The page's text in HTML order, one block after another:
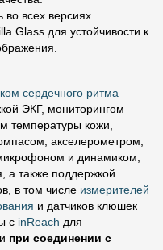
всех версиях.
Glass для устойчивости к
сердечного ритма
ЭКГ, мониторингом
температуры кожи,
акселерометром,
и динамиком,
а также поддержкой
в том числе измерителей
и датчиков клюшек
с inReach для
при соединении с